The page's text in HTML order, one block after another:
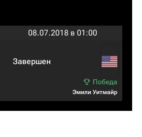
08.07.2018 в 01:00
Завершен
Эмили Уитмайр